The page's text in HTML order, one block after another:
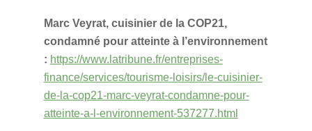
Marc Veyrat, cuisinier de la COP21,
condamné pour atteinte à l’environnement
: https://www.latribune.fr/entreprises-
finance/services/tourisme-loisirs/le-cuisinier-
de-la-cop21-marc-veyrat-condamne-pour-
atteinte-a-l-environnement-537277.html